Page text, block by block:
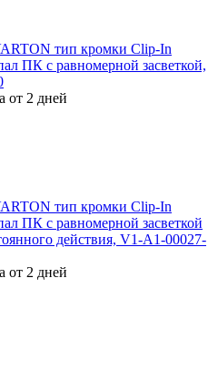
тип кромки Clip-In
ПК с равномерной засветкой,
от 2 дней
тип кромки Clip-In
ПК с равномерной засветкой
действия, V1-A1-00027-
от 2 дней